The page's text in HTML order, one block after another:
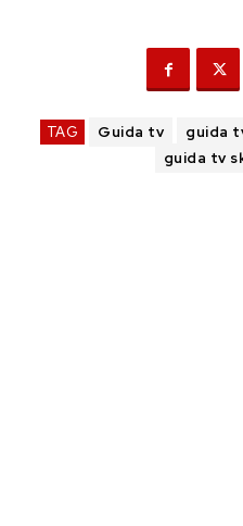
TAG Guida tv guida
guida tv